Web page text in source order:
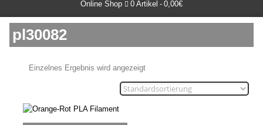
Online Shop 0 Artikel 0,00€
pl30082
Einzelnes Ergebnis wird angezeigt